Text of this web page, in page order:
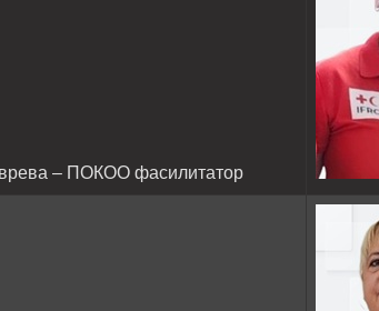
– ПОКОО фасилитатор